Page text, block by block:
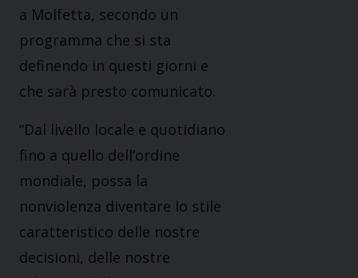
a Molfetta, secondo un
programma che si sta
definendo in questi giorni e
che sarà presto comunicato.
“Dal livello locale e quotidiano
fino a quello dell’ordine
mondiale, possa la
nonviolenza diventare lo stile
caratteristico delle nostre
decisioni, delle nostre